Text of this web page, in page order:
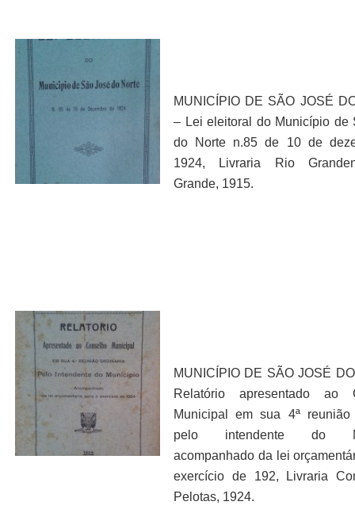
MUNICÍPIO DE SÃO JOSÉ
– Lei eleitoral do Município de
do Norte n.85 de 10 de
1924, Livraria Rio
Grande, 1915.
MUNICÍPIO DE SÃO JOSÉ
Relatório apresentado ao
Municipal em sua 4ª reunião
pelo intendente do
acompanhado da lei
exercício de 192, Livraria
Pelotas, 1924.